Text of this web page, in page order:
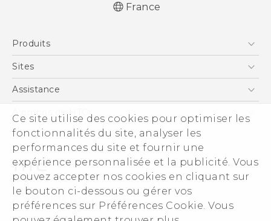
Ce site utilise des cookies pour optimiser les
fonctionnalités du site, analyser les
performances du site et fournir une
expérience personnalisée et la publicité. Vous
pouvez accepter nos cookies en cliquant sur
le bouton ci-dessous ou gérer vos
préférences sur Préférences Cookie. Vous
réglementation
English - Safety and regulatory guide
France
Produits
Smartphones
Vive
Accessoires
Sites
HTC Vive
HTC Pro
Assistance
eCommerce Support
À propos de HTC
ESG
Informations sur la société
Sécurité du produit
Politique de confidentialité
Cookie Preferences
© 2011-2026 HTC Corporation